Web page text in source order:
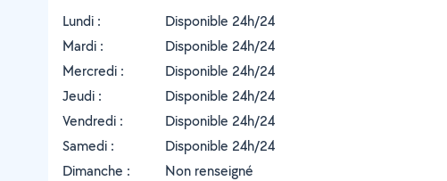
Lundi :
Disponible 24h/24
Mardi :
Disponible 24h/24
Mercredi :
Disponible 24h/24
Jeudi :
Disponible 24h/24
Vendredi :
Disponible 24h/24
Samedi :
Disponible 24h/24
Dimanche :
Non renseigné